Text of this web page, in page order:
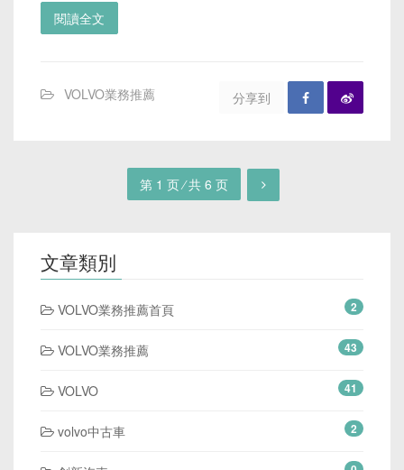
閱讀全文
VOLVO業務推薦 分享到
第 1 页 ⁄ 共 6 页
文章類別
VOLVO業務推薦首頁 2
VOLVO業務推薦 43
VOLVO 41
volvo中古車 2